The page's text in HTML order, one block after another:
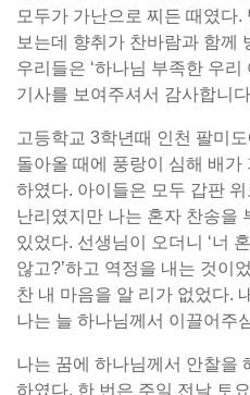
모두가 가난으로 찌든 때였다.
보는데 향취가 찬바람과 함께
우리들은 ‘하나님 부족한 우
기사를 보여주셔서 감사합니
고등학교 3학년때 인천 팔미
돌아올 때에 풍랑이 심해 배가
하였다. 아이들은 모두 갑판
난리였지만 나는 혼자 찬송을
있었다. 선생님이 오더니 ‘너
않고?’하고 역정을 내는 것이
찬 내 마음을 알 리가 없었다.
나는 늘 하나님께서 이끌어주
나는 꿈에 하나님께서 안찰을
하였다. 한 번은 주일 전날 토